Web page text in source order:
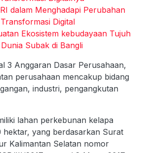
dalam Menghadapi Perubahan
Digital
Ekosistem kebudayaan Tujuh
Subak di Bangli
3 Anggaran Dasar Perusahaan,
perusahaan mencakup bidang
industri, pengangkutan
lahan perkebunan kelapa
hektar, yang berdasarkan Surat
Kalimantan Selatan nomor